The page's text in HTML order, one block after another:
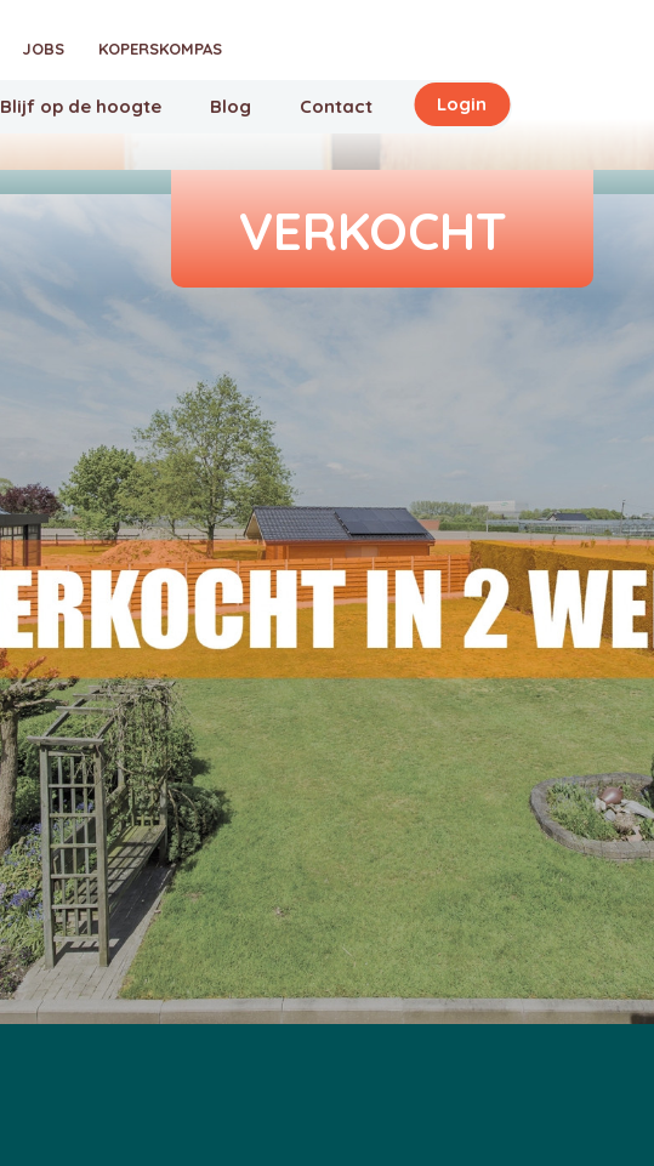
JOBS KOPERSKOMPAS
Blijf op de hoogte Blog Contact Login
VERKOCHT